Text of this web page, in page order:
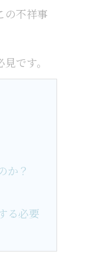
の不祥事
です。
か？
る必要